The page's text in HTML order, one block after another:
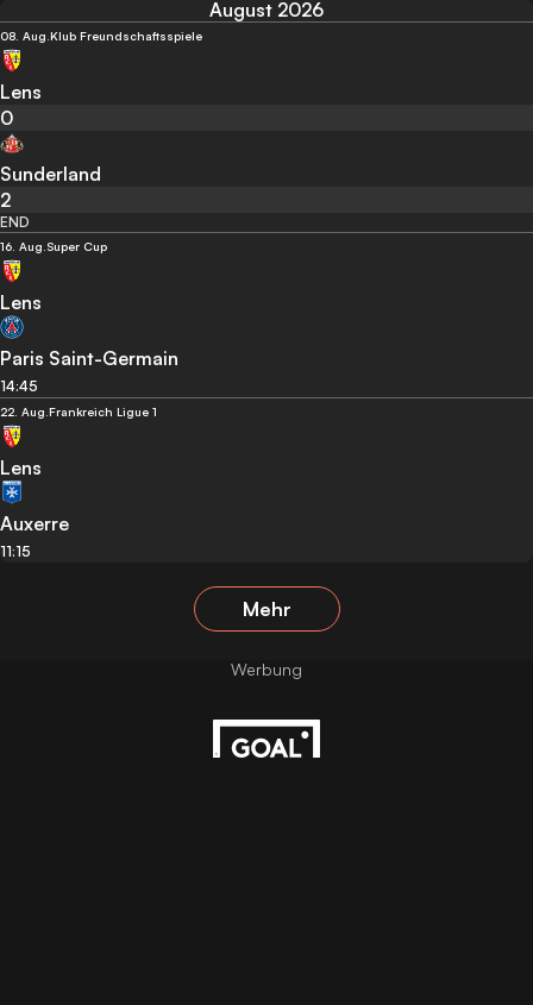
August 2026
08. Aug. Klub Freundschaftsspiele
Lens
0
Sunderland
2
END
16. Aug. Super Cup
Lens
Paris Saint-Germain
14:45
22. Aug. Frankreich Ligue 1
Lens
Auxerre
11:15
Mehr